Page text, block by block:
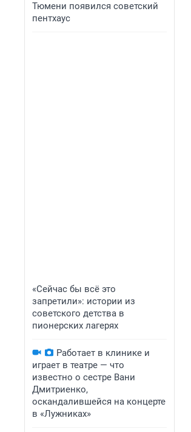
Тюмени появился советский
пентхаус
«Сейчас бы всё это
запретили»: истории из
советского детства в
пионерских лагерях
Работает в клинике и
играет в театре — что
известно о сестре Вани
Дмитриенко,
оскандалившейся на концерте
в «Лужниках»